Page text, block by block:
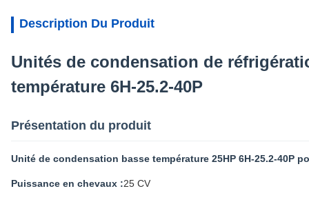
Description Du Produit
Unités de condensation de
température 6H-25.2-40P
Présentation du produit
Unité de condensation basse température 25HP 6H-25.2-40P
Puissance en chevaux :25 CV